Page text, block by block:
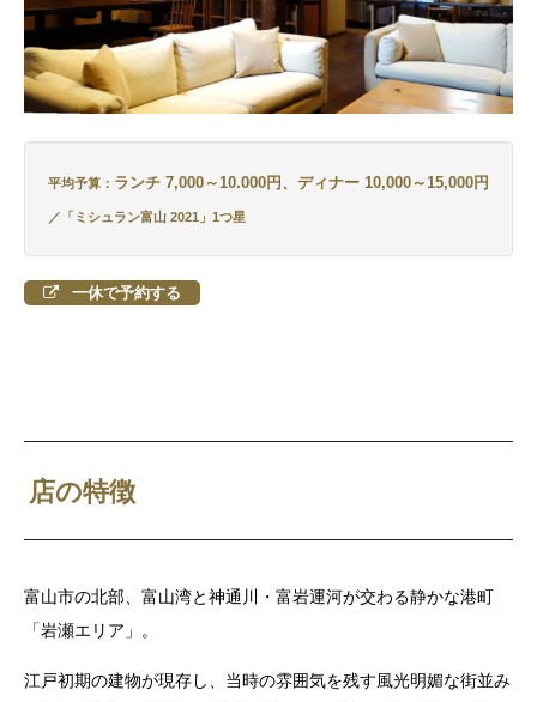
平均予算： ランチ 7,000～10.000円、ディナー 10,000～15,000円
／ 「ミシュラン富山 2021」1つ星
一休で予約する
店の特徴
富山市の北部、富山湾と神通川・富岩運河が交わる静かな港町
「岩瀬エリア」。
江戸初期の建物が現存し、当時の雰囲気を残す風光明媚な街並み